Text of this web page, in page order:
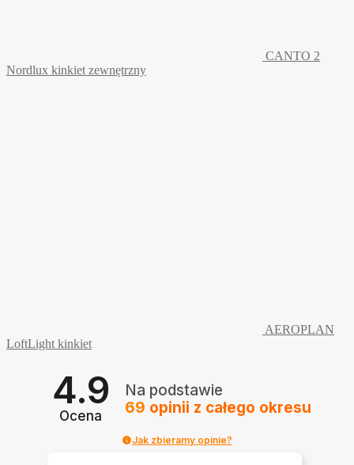
CANTO 2
Nordlux kinkiet zewnętrzny
AEROPLAN
LoftLight kinkiet
4.9
Ocena
Na podstawie
69 opinii z całego okresu
Jak zbieramy opinie?